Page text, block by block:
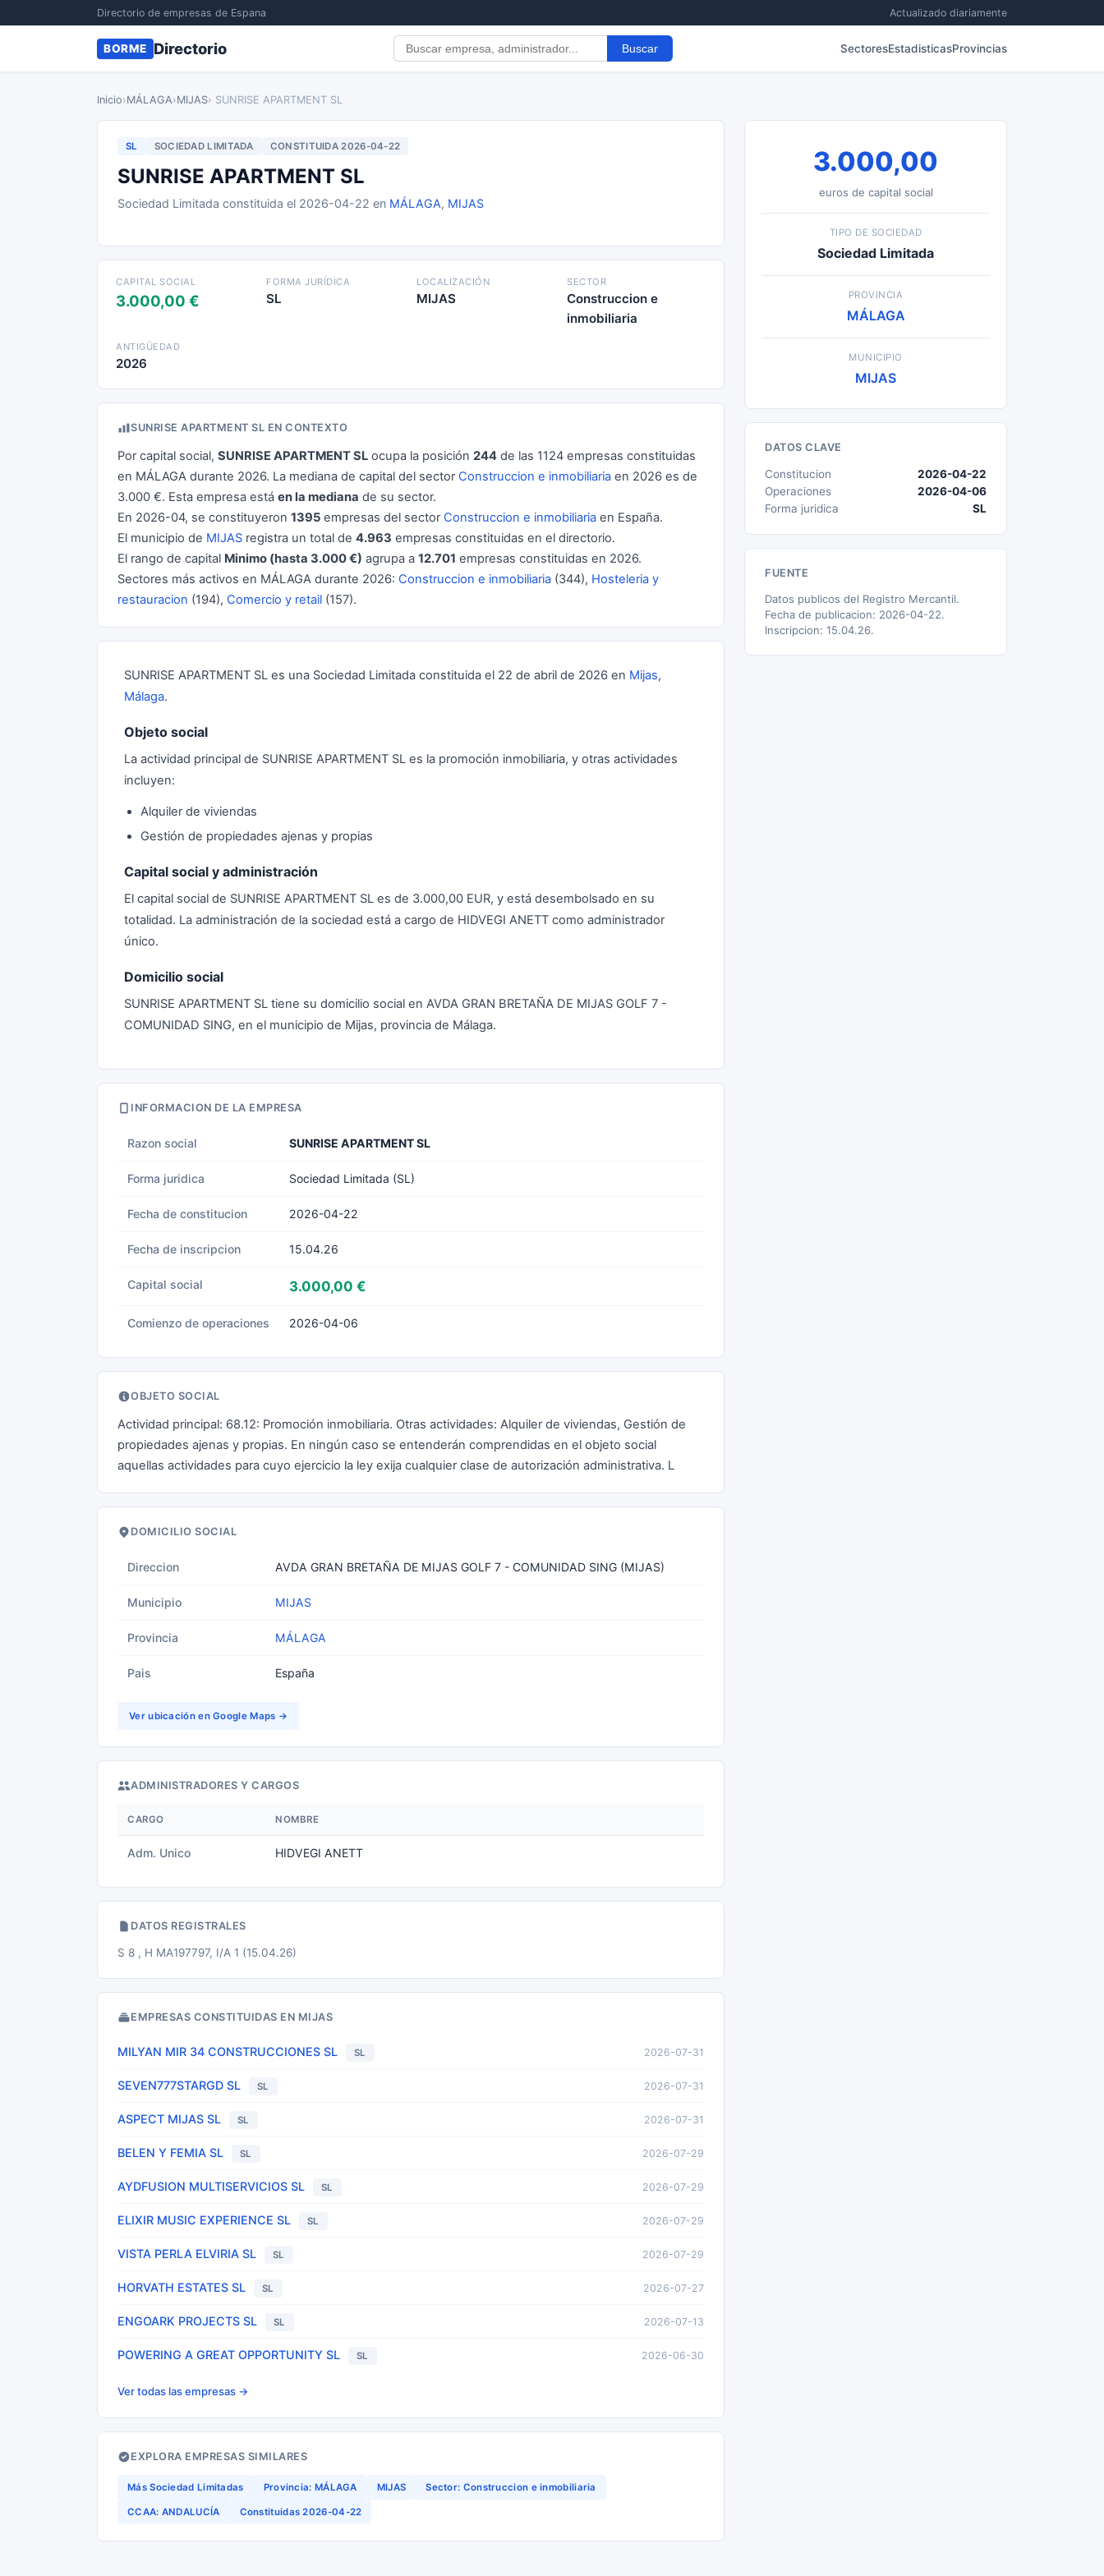
Directorio de empresas de Espana Actualizado diariamente
BORME Directorio Buscar SectoresEstadisticasProvincias
Inicio›MÁLAGA›MIJAS› SUNRISE APARTMENT SL
SL SOCIEDAD LIMITADA CONSTITUIDA 2026-04-22
SUNRISE APARTMENT SL
Sociedad Limitada constituida el 2026-04-22 en MÁLAGA, MIJAS
CAPITAL SOCIAL
3.000,00 €
FORMA JURÍDICA
SL
LOCALIZACIÓN
MIJAS
SECTOR
Construccion e
inmobiliaria
ANTIGÜEDAD
2026
SUNRISE APARTMENT SL EN CONTEXTO
Por capital social, SUNRISE APARTMENT SL ocupa la posición 244 de las 1124 empresas constituidas
en MÁLAGA durante 2026. La mediana de capital del sector Construccion e inmobiliaria en 2026 es de
3.000 €. Esta empresa está en la mediana de su sector.
En 2026-04, se constituyeron 1395 empresas del sector Construccion e inmobiliaria en España.
El municipio de MIJAS registra un total de 4.963 empresas constituidas en el directorio.
El rango de capital Minimo (hasta 3.000 €) agrupa a 12.701 empresas constituidas en 2026.
Sectores más activos en MÁLAGA durante 2026: Construccion e inmobiliaria (344), Hosteleria y
restauracion (194), Comercio y retail (157).
SUNRISE APARTMENT SL es una Sociedad Limitada constituida el 22 de abril de 2026 en Mijas,
Málaga.
Objeto social
La actividad principal de SUNRISE APARTMENT SL es la promoción inmobiliaria, y otras actividades
incluyen:
Alquiler de viviendas
Gestión de propiedades ajenas y propias
Capital social y administración
El capital social de SUNRISE APARTMENT SL es de 3.000,00 EUR, y está desembolsado en su
totalidad. La administración de la sociedad está a cargo de HIDVEGI ANETT como administrador
único.
Domicilio social
SUNRISE APARTMENT SL tiene su domicilio social en AVDA GRAN BRETAÑA DE MIJAS GOLF 7 -
COMUNIDAD SING, en el municipio de Mijas, provincia de Málaga.
INFORMACION DE LA EMPRESA
Razon social SUNRISE APARTMENT SL
Forma juridica Sociedad Limitada (SL)
Fecha de constitucion 2026-04-22
Fecha de inscripcion 15.04.26
Capital social 3.000,00 €
Comienzo de operaciones 2026-04-06
OBJETO SOCIAL
Actividad principal: 68.12: Promoción inmobiliaria. Otras actividades: Alquiler de viviendas, Gestión de
propiedades ajenas y propias. En ningún caso se entenderán comprendidas en el objeto social
aquellas actividades para cuyo ejercicio la ley exija cualquier clase de autorización administrativa. L
DOMICILIO SOCIAL
Direccion AVDA GRAN BRETAÑA DE MIJAS GOLF 7 - COMUNIDAD SING (MIJAS)
Municipio MIJAS
Provincia MÁLAGA
Pais España
Ver ubicación en Google Maps →
ADMINISTRADORES Y CARGOS
CARGO NOMBRE
Adm. Unico HIDVEGI ANETT
DATOS REGISTRALES
S 8 , H MA197797, I/A 1 (15.04.26)
EMPRESAS CONSTITUIDAS EN MIJAS
MILYAN MIR 34 CONSTRUCCIONES SL SL 2026-07-31
SEVEN777STARGD SL SL 2026-07-31
ASPECT MIJAS SL SL 2026-07-31
BELEN Y FEMIA SL SL 2026-07-29
AYDFUSION MULTISERVICIOS SL SL 2026-07-29
ELIXIR MUSIC EXPERIENCE SL SL 2026-07-29
VISTA PERLA ELVIRIA SL SL 2026-07-29
HORVATH ESTATES SL SL 2026-07-27
ENGOARK PROJECTS SL SL 2026-07-13
POWERING A GREAT OPPORTUNITY SL SL 2026-06-30
Ver todas las empresas →
EXPLORA EMPRESAS SIMILARES
Más Sociedad Limitadas Provincia: MÁLAGA MIJAS Sector: Construccion e inmobiliaria
CCAA: ANDALUCÍA Constituidas 2026-04-22
3.000,00
euros de capital social
TIPO DE SOCIEDAD
Sociedad Limitada
PROVINCIA
MÁLAGA
MUNICIPIO
MIJAS
DATOS CLAVE
Constitucion
2026-04-22
Operaciones
2026-04-06
Forma juridica
SL
FUENTE
Datos publicos del Registro Mercantil.
Fecha de publicacion: 2026-04-22.
Inscripcion: 15.04.26.